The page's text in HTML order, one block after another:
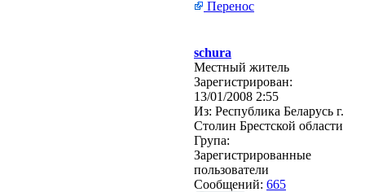
Перенос
schura
Местный житель
Зарегистрирован:
13/01/2008 2:55
Из: Республика Беларусь г.
Столин Брестской области
Група:
Зарегистрированные
пользователи
Сообщений: 665